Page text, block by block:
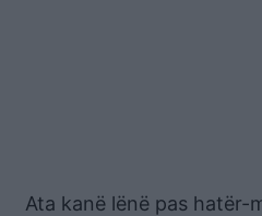
Ata kanë lënë pas hatër-